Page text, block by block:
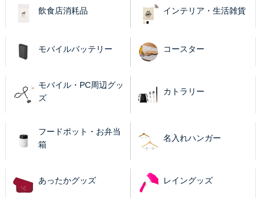
飲食店消耗品 インテリア・生活雑貨
モバイルバッテリー コースター
モバイル・PC周辺グッ
ズ
カトラリー
フードポット・お弁当
箱
名入れハンガー
あったかグッズ レイングッズ